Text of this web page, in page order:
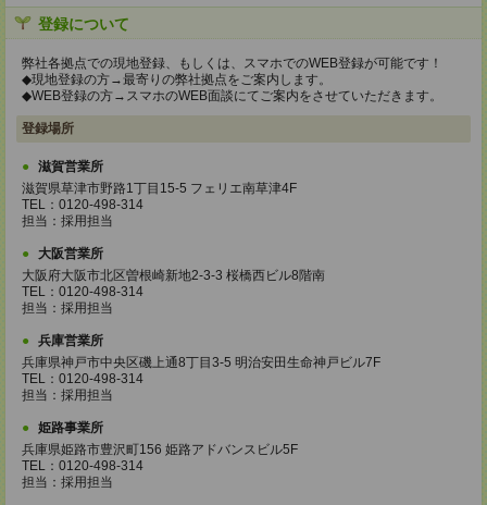
登録について
弊社各拠点での現地登録、もしくは、スマホでのWEB登録が可能です！
◆現地登録の方→最寄りの弊社拠点をご案内します。
◆WEB登録の方→スマホのWEB面談にてご案内をさせていただきます。
登録場所
滋賀営業所
滋賀県草津市野路1丁目15-5 フェリエ南草津4F
TEL：0120-498-314
担当：採用担当
大阪営業所
大阪府大阪市北区曽根崎新地2-3-3 桜橋西ビル8階南
TEL：0120-498-314
担当：採用担当
兵庫営業所
兵庫県神戸市中央区磯上通8丁目3-5 明治安田生命神戸ビル7F
TEL：0120-498-314
担当：採用担当
姫路事業所
兵庫県姫路市豊沢町156 姫路アドバンスビル5F
TEL：0120-498-314
担当：採用担当